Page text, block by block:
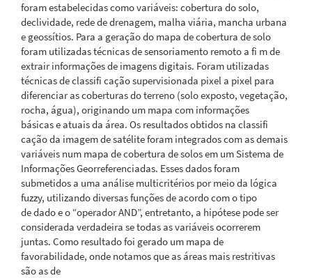
foram estabelecidas como variáveis: cobertura do solo,
declividade, rede de drenagem, malha viária, mancha urbana
e geossítios. Para a geração do mapa de cobertura de solo
foram utilizadas técnicas de sensoriamento remoto a fi m de
extrair informações de imagens digitais. Foram utilizadas
técnicas de classifi cação supervisionada pixel a pixel para
diferenciar as coberturas do terreno (solo exposto, vegetação,
rocha, água), originando um mapa com informações
básicas e atuais da área. Os resultados obtidos na classifi
cação da imagem de satélite foram integrados com as demais
variáveis num mapa de cobertura de solos em um Sistema de
Informações Georreferenciadas. Esses dados foram
submetidos a uma análise multicritérios por meio da lógica
fuzzy, utilizando diversas funções de acordo com o tipo
de dado e o “operador AND”, entretanto, a hipótese pode ser
considerada verdadeira se todas as variáveis ocorrerem
juntas. Como resultado foi gerado um mapa de
favorabilidade, onde notamos que as áreas mais restritivas
são as de